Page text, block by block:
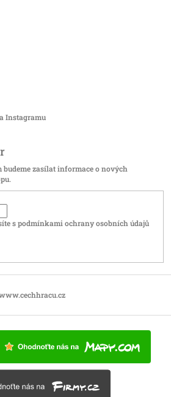
Instagramu
zasílat informace o nových
spodmínkami ochrany osobních údajů